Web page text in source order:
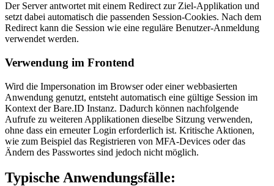
Der Server antwortet mit einem Redirect zur Ziel-Applikation und
setzt dabei automatisch die passenden Session-Cookies. Nach dem
Redirect kann die Session wie eine reguläre Benutzer-Anmeldung
verwendet werden.
Verwendung im Frontend
Wird die Impersonation im Browser oder einer webbasierten
Anwendung genutzt, entsteht automatisch eine gültige Session im
Kontext der Bare.ID Instanz. Dadurch können nachfolgende
Aufrufe zu weiteren Applikationen dieselbe Sitzung verwenden,
ohne dass ein erneuter Login erforderlich ist. Kritische Aktionen,
wie zum Beispiel das Registrieren von MFA-Devices oder das
Ändern des Passwortes sind jedoch nicht möglich.
Typische Anwendungsfälle: